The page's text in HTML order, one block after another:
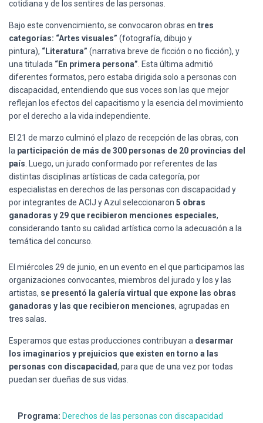
cotidiana y de los sentires de las personas.
Bajo este convencimiento, se convocaron obras en tres
categorías: “Artes visuales” (fotografía, dibujo y
pintura), “Literatura” (narrativa breve de ficción o no ficción), y
una titulada “En primera persona” . Esta última admitió
diferentes formatos, pero estaba dirigida solo a personas con
discapacidad, entendiendo que sus voces son las que mejor
reflejan los efectos del capacitismo y la esencia del movimiento
por el derecho a la vida independiente.
El 21 de marzo culminó el plazo de recepción de las obras, con
la participación de más de 300 personas de 20 provincias del
país . Luego, un jurado conformado por referentes de las
distintas disciplinas artísticas de cada categoría, por
especialistas en derechos de las personas con discapacidad y
por integrantes de ACIJ y Azul seleccionaron 5 obras
ganadoras y 29 que recibieron menciones especiales,
considerando tanto su calidad artística como la adecuación a la
temática del concurso.
El miércoles 29 de junio, en un evento en el que participamos las
organizaciones convocantes, miembros del jurado y los y las
artistas, se presentó la galería virtual que expone las obras
ganadoras y las que recibieron menciones, agrupadas en
tres salas.
Esperamos que estas producciones contribuyan a desarmar
los imaginarios y prejuicios que existen en torno a las
personas con discapacidad, para que de una vez por todas
puedan ser dueñas de sus vidas.
Programa: Derechos de las personas con discapacidad